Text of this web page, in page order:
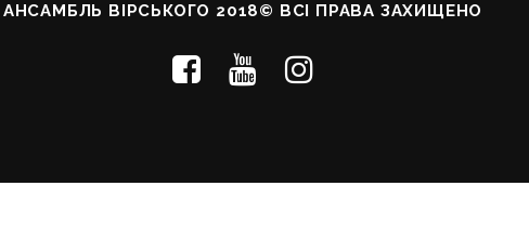
АНСАМБЛЬ ВІРСЬКОГО 2018© ВСІ ПРАВА ЗАХИЩЕНО